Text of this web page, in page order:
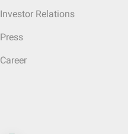
Investor Relations
Press
Career